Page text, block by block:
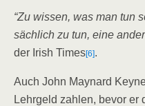
“Zu wis­sen, was man tun
säch­lich zu tun, eine
der Irish Times[6].
Auch John May­nard
Lehr­geld zah­len, bevor er